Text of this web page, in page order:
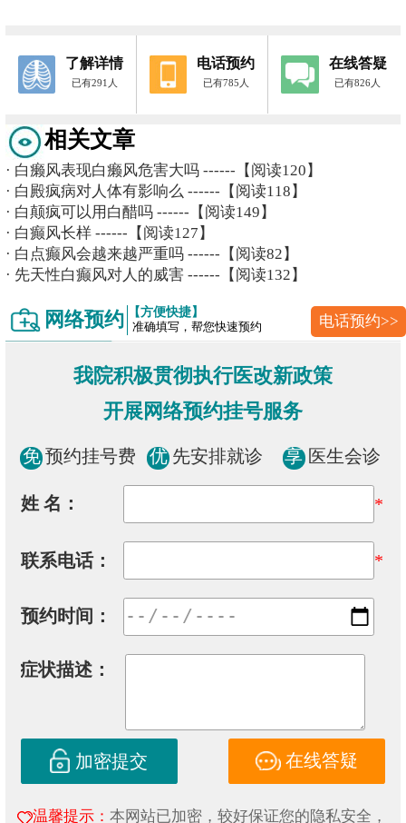
了解详情
已有291人
电话预约
已有785人
在线答疑
已有826人
相关文章
· 白癞风表现白癞风危害大吗 ------【阅读120】
· 白殿疯病对人体有影响么 ------【阅读118】
· 白颠疯可以用白醋吗 ------【阅读149】
· 白癫风长样 ------【阅读127】
· 白点癫风会越来越严重吗 ------【阅读82】
· 先天性白癫风对人的威害 ------【阅读132】
网络预约 【方便快捷】
准确填写，帮您快速预约 电话预约>>
我院积极贯彻执行医改新政策
开展网络预约挂号服务
免 预约挂号费 优 先安排就诊 享 医生会诊
姓 名： *
联系电话： *
预约时间：
症状描述：
加密提交 在线答疑
温馨提示： 本网站已加密，较好保证您的隐私安全，